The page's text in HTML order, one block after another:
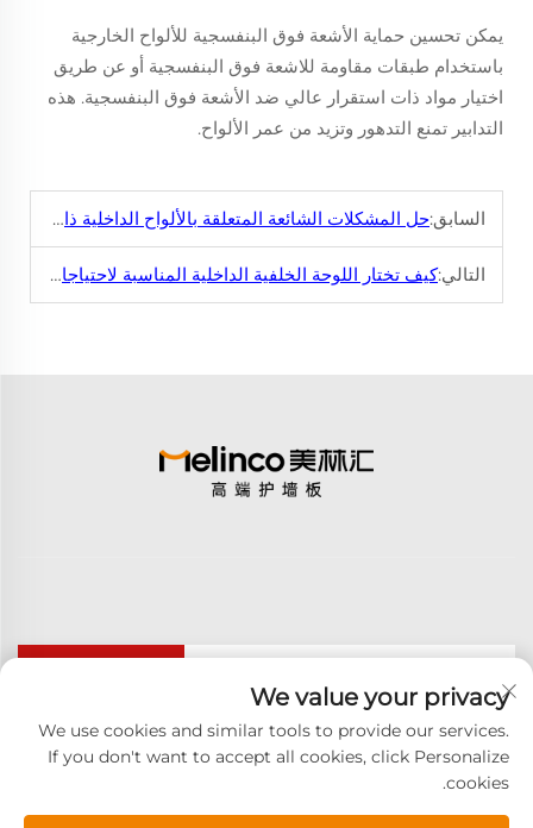
يمكن تحسين حماية الأشعة فوق البنفسجية للألواح الخارجية
باستخدام طبقات مقاومة للاشعة فوق البنفسجية أو عن طريق
اختيار مواد ذات استقرار عالي ضد الأشعة فوق البنفسجية. هذه
التدابير تمنع التدهور وتزيد من عمر الألواح.
السابق:حل المشكلات الشائعة المتعلقة بالألواح الداخلية ذات القوالب
التالي:كيف تختار اللوحة الخلفية الداخلية المناسبة لاحتياجاتك
حقوق النشر © 2025 GOODAY ADVANCED MATERIALS
We value your privacy
We use cookies and similar tools to provide our services.
If you don't want to accept all cookies, click Personalize
cookies.